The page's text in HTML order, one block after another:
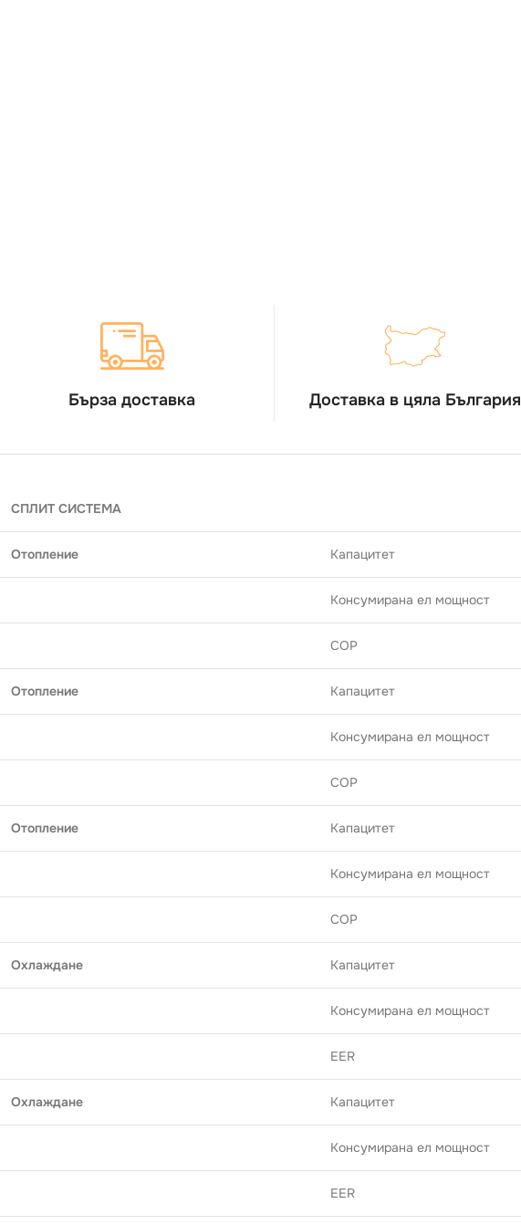
Бърза доставка Доставка в цяла България
СПЛИТ СИСТЕМА
Отопление Капацитет
Консумирана ел мощност
COP
Отопление Капацитет
Консумирана ел мощност
COP
Отопление Капацитет
Консумирана ел мощност
COP
Охлаждане Капацитет
Консумирана ел мощност
EER
Охлаждане Капацитет
Консумирана ел мощност
EER